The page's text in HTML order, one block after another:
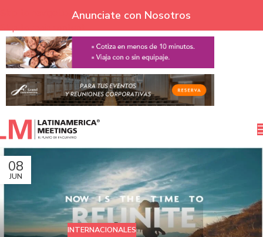
Skip to navigation
Skip to main content
Anunciate con Nosotros
08
JUN
INTERNACIONALES